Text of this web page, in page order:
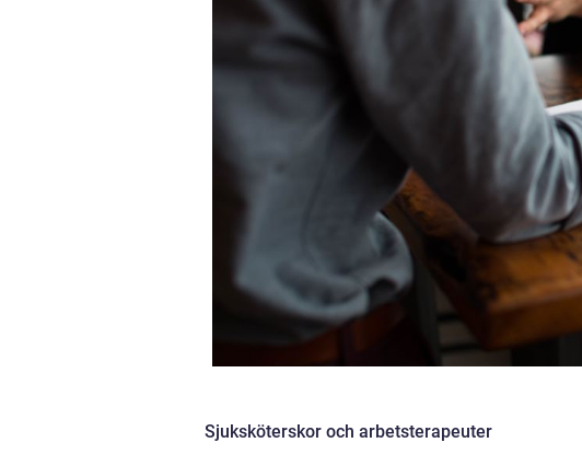
Sjuksköterskor och arbetsterapeuter